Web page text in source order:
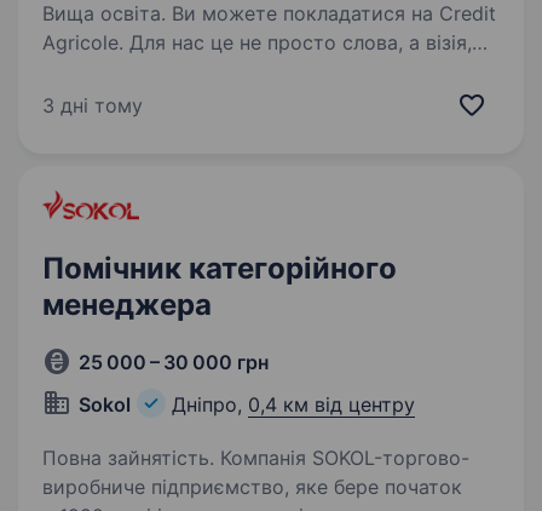
Вища освіта. Ви можете покладатися на Credit
Agricole. Для нас це не просто слова, а візія,
працівник відчував турботу та підтримку від
3 дні тому
Помічник категорійного
менеджера
25 000 – 30 000 грн
Sokol
Дніпро, 0,4 км від центру
Повна зайнятість. Компанія SOKOL-торгово-
виробниче підприємство, яке бере початок